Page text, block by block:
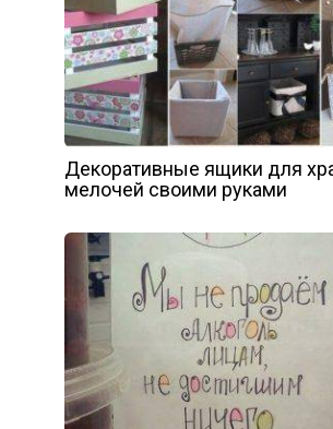
Декоративные ящики для
мелочей своими руками